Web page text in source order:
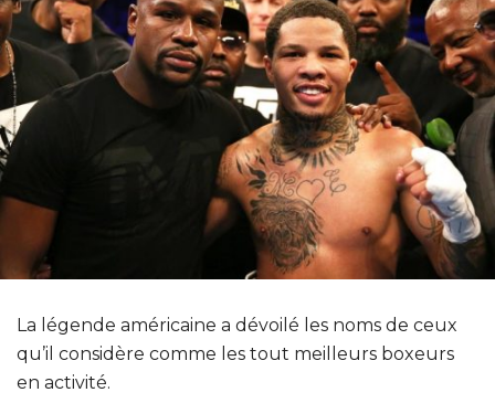
La légende américaine a dévoilé les noms de ceux
qu’il considère comme les tout meilleurs boxeurs
en activité.